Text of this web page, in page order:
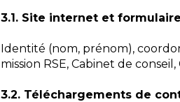
3.1. Site internet et
Identité (nom, prénom),
mission RSE, Cabinet de
3.2. Téléchargements de